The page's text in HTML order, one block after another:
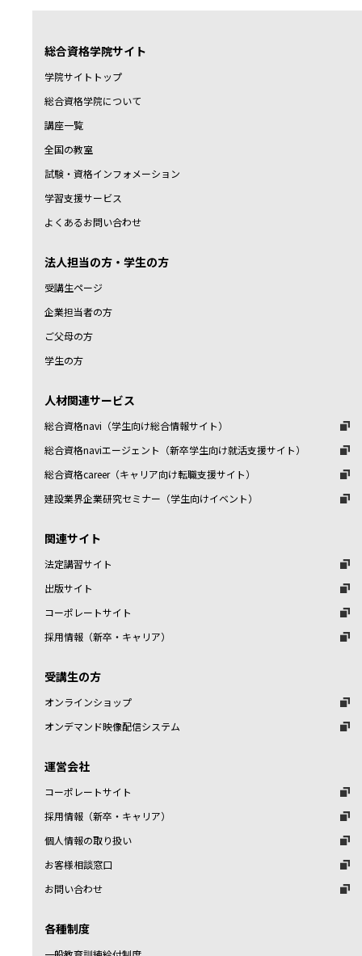
総合資格学院サイト
学院サイトトップ
総合資格学院について
講座一覧
全国の教室
試験・資格インフォメーション
学習支援サービス
よくあるお問い合わせ
法人担当の方・学生の方
受講生ページ
企業担当者の方
ご父母の方
学生の方
人材関連サービス
総合資格navi（学生向け総合情報サイト）
総合資格naviエージェント（新卒学生向け就活支援サイト）
総合資格career（キャリア向け転職支援サイト）
建設業界企業研究セミナー（学生向けイベント）
関連サイト
法定講習サイト
出版サイト
コーポレートサイト
採用情報（新卒・キャリア）
受講生の方
オンラインショップ
オンデマンド映像配信システム
運営会社
コーポレートサイト
採用情報（新卒・キャリア）
個人情報の取り扱い
お客様相談窓口
お問い合わせ
各種制度